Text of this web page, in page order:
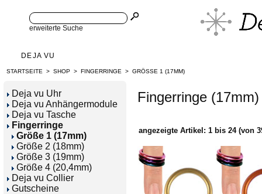
erweiterte Suche
DEJA VU
STARTSEITE > SHOP > FINGERRINGE > GRÖSSE 1 (17MM)
Deja vu Uhr
Deja vu Anhängermodule
Deja vu Tasche
Fingerringe
Größe 1 (17mm)
Größe 2 (18mm)
Größe 3 (19mm)
Größe 4 (20,4mm)
Deja vu Collier
Gutscheine
Fingerringe (17mm)
angezeigte Artikel: 1 bis 24(von